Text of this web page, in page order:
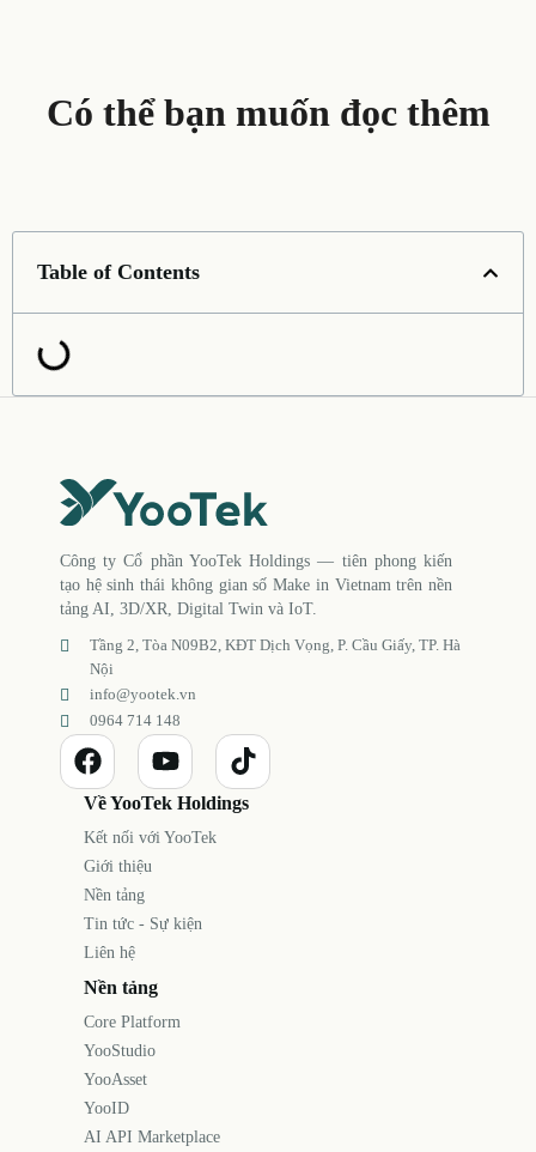
Có thể bạn muốn đọc thêm
Table of Contents
Công ty Cổ phần YooTek Holdings — tiên phong kiến
tạo hệ sinh thái không gian số Make in Vietnam trên nền
tảng AI, 3D/XR, Digital Twin và IoT.
Tầng 2, Tòa N09B2, KĐT Dịch Vọng, P. Cầu Giấy, TP. Hà
Nội
info@yootek.vn
0964 714 148
Về YooTek Holdings
Kết nối với YooTek
Giới thiệu
Nền tảng
Tin tức - Sự kiện
Liên hệ
Nền tảng
Core Platform
YooStudio
YooAsset
YooID
AI API Marketplace